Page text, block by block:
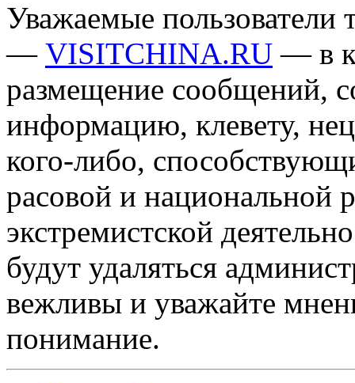
Уважаемые пользователи
— VISITCHINA.RU — в
размещение сообщений,
информацию, клевету,
кого-либо,
расовой и национальной
экстремистской
будут удаляться
вежливы и уважайте
понимание.